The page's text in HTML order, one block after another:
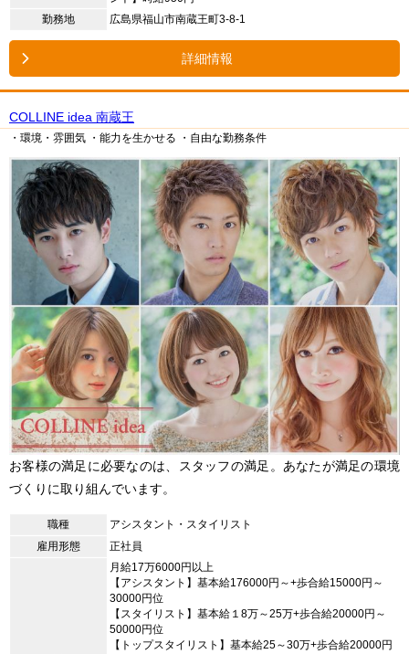
勤務地
広島県福山市南蔵王町3-8-1
詳細情報
COLLINE idea 南蔵王
・環境・雰囲気 ・能力を生かせる ・自由な勤務条件
お客様の満足に必要なのは、スタッフの満足。あなたが満足の環境
づくりに取り組んでいます。
職種
アシスタント・スタイリスト
雇用形態
正社員
月給17万6000円以上
【アシスタント】基本給176000円～+歩合給15000円～
30000円位
【スタイリスト】基本給１8万～25万+歩合給20000円～
50000円位
【トップスタイリスト】基本給25～30万+歩合給20000円